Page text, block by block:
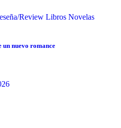
Review Libros Novelas
un nuevo romance